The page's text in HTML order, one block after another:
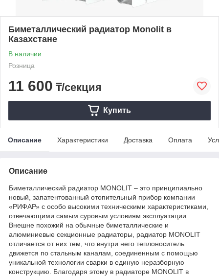
Биметаллический радиатор Monolit в
Казахстане
В наличии
Розница
11 600 ₸/секция
Купить
Описание Характеристики Доставка Оплата
Описание
Биметаллический радиатор MONOLIT – это принципиально
новый, запатентованный отопительный прибор компании
«РИФАР» с особо высокими техническими характеристиками,
отвечающими самым суровым условиям эксплуатации.
Внешне похожий на обычные биметаллические и
алюминиевые секционные радиаторы, радиатор MONOLIT
отличается от них тем, что внутри него теплоноситель
движется по стальным каналам, соединенным с помощью
уникальной технологии сварки в единую неразборную
конструкцию. Благодаря этому в радиаторе MONOLIT в